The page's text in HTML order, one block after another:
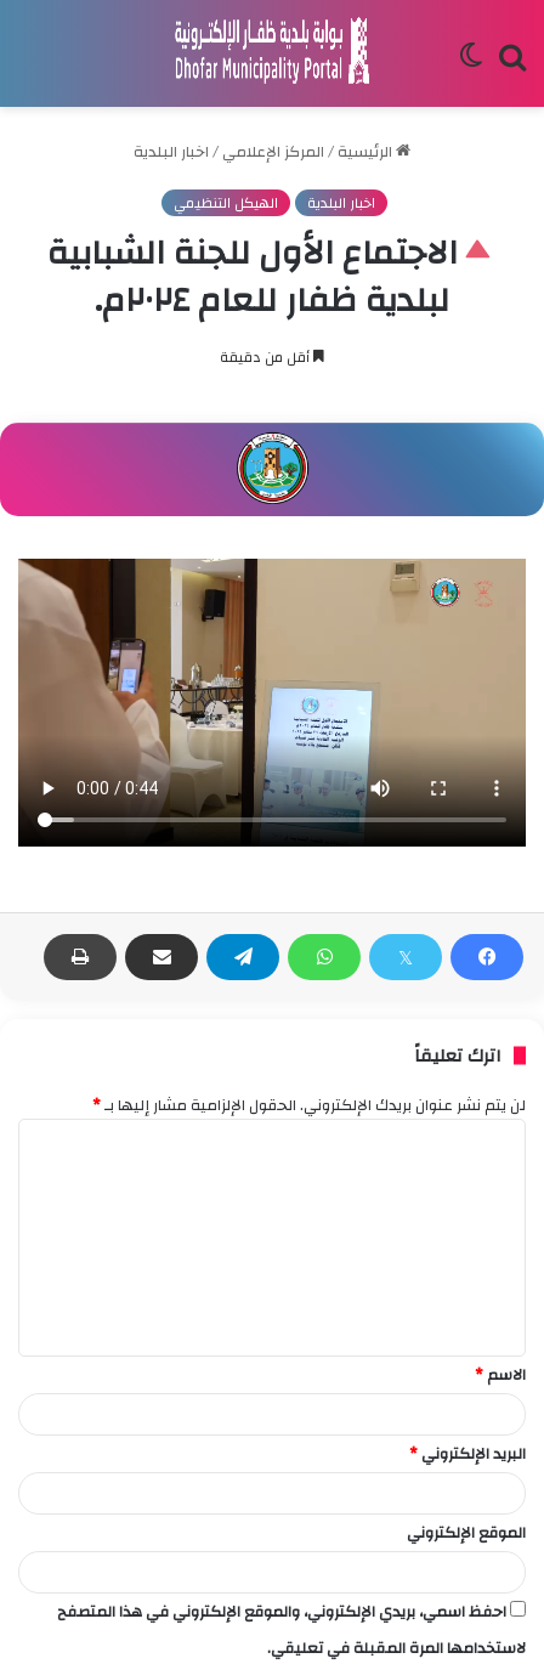
بحث
الرئيسية/المركز الإعلامي/اخبار البلدية
اخبار البلدية الهيكل التنظيمي
الاجتماع الأول للجنة الشبابية
لبلدية ظفار للعام ٢٠٢٤م.
أقل من دقيقة
اترك تعليقاً
لن يتم نشر عنوان بريدك الإلكتروني.الحقول الإلزامية مشار إليها بـ*
ق
الاسم*
البريد الإلكتروني*
الموقع الإلكتروني
احفظ اسمي، بريدي الإلكتروني، والموقع الإلكتروني في هذا المتصفح
لاستخدامها المرة المقبلة في تعليقي.